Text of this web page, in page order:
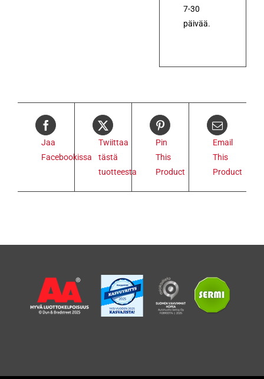
7-30
päivää.
Jaa
Facebookissa
Twiittaa
tästä
tuotteesta
Pin
This
Product
Email
This
Product